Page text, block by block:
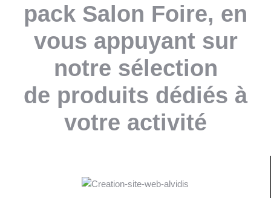
pack Salon Foire, en
vous appuyant sur
notre sélection
de produits dédiés à
votre activité